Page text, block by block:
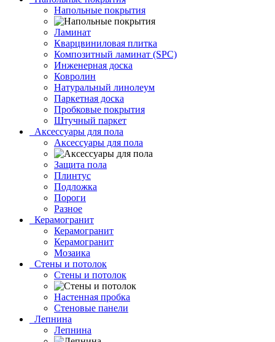
Напольные покрытия
Ламинат
Кварцвиниловая плитка
Композитный ламинат (SPC)
Инженерная доска
Ковролин
Натуральный линолеум
Паркетная доска
Пробковые покрытия
Штучный паркет
Аксессуары для пола
Аксессуары для пола
Защита пола
Плинтус
Подложка
Пороги
Разное
Керамогранит
Керамогранит
Керамогранит
Мозаика
Стены и потолок
Стены и потолок
Настенная пробка
Стеновые панели
Лепнина
Лепнина